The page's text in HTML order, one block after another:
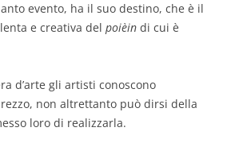
evento, ha il suo destino, che è il
e creativa del poièin di cui è
d’arte gli artisti conoscono
non altrettanto può dirsi della
loro di realizzarla.